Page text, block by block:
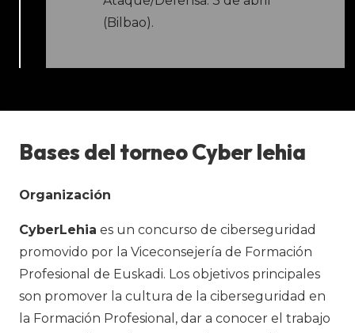
(Bilbao).
Bases del torneo Cyber lehia
Organización
CyberLehia es un concurso de ciberseguridad
promovido por la Viceconsejería de Formación
Profesional de Euskadi. Los objetivos principales
son promover la cultura de la ciberseguridad en
la Formación Profesional, dar a conocer el trabajo